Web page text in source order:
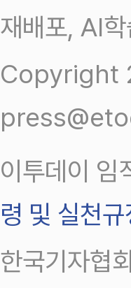
재배포, AI
Copyright
이투데이 임
령 및 실천규
한국기자협